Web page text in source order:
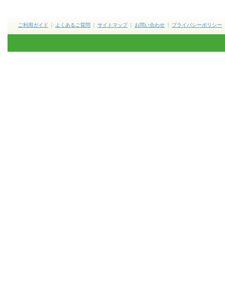
ご利用ガイド よくあるご質問 サイトマップ お問い合わせ プライバシーポリシー